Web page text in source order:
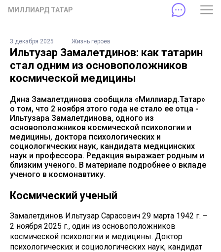
МИЛЛИАРД ТАТАР
3 декабря 2025 Жизнь героев
Ильтузар Замалетдинов: как татарин
стал одним из основоположников
космической медицины
Дина Замалетдинова сообщила «Миллиард.Татар»
о том, что 2 ноября этого года не стало ее отца -
Ильтузара Замалетдинова, одного из
основоположников космической психологии и
медицины, доктора психологических и
социологических наук, кандидата медицинских
наук и профессора. Редакция выражает родным и
близким ученого. В материале подробнее о вкладе
ученого в космонавтику.
Космический ученый
Замалетдинов Ильтузар Сарасович 29 марта 1942 г. –
2 ноября 2025 г., один из основоположников
космической психологии и медицины. Доктор
психологических и социологических наук, кандидат